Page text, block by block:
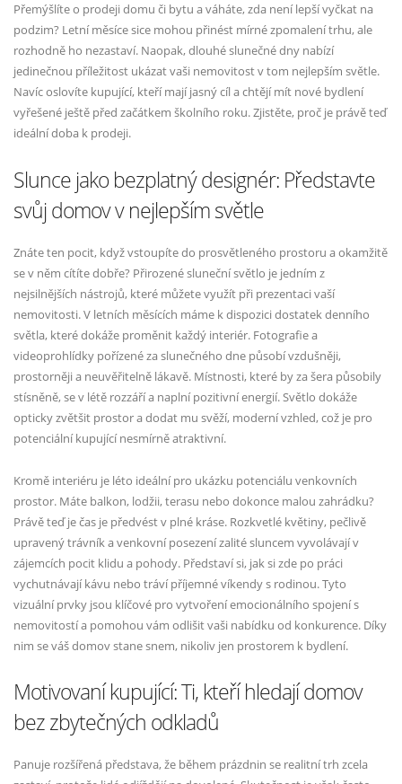
Přemýšlíte o prodeji domu či bytu a váháte, zda není lepší vyčkat na
podzim? Letní měsíce sice mohou přinést mírné zpomalení trhu, ale
rozhodně ho nezastaví. Naopak, dlouhé slunečné dny nabízí
jedinečnou příležitost ukázat vaši nemovitost v tom nejlepším světle.
Navíc oslovíte kupující, kteří mají jasný cíl a chtějí mít nové bydlení
vyřešené ještě před začátkem školního roku. Zjistěte, proč je právě teď
ideální doba k prodeji.
Slunce jako bezplatný designér: Představte
svůj domov v nejlepším světle
Znáte ten pocit, když vstoupíte do prosvětleného prostoru a okamžitě
se v něm cítíte dobře? Přirozené sluneční světlo je jedním z
nejsilnějších nástrojů, které můžete využít při prezentaci vaší
nemovitosti. V letních měsících máme k dispozici dostatek denního
světla, které dokáže proměnit každý interiér. Fotografie a
videoprohlídky pořízené za slunečného dne působí vzdušněji,
prostorněji a neuvěřitelně lákavě. Místnosti, které by za šera působily
stísněně, se v létě rozzáří a naplní pozitivní energií. Světlo dokáže
opticky zvětšit prostor a dodat mu svěží, moderní vzhled, což je pro
potenciální kupující nesmírně atraktivní.
Kromě interiéru je léto ideální pro ukázku potenciálu venkovních
prostor. Máte balkon, lodžii, terasu nebo dokonce malou zahrádku?
Právě teď je čas je předvést v plné kráse. Rozkvetlé květiny, pečlivě
upravený trávník a venkovní posezení zalité sluncem vyvolávají v
zájemcích pocit klidu a pohody. Představí si, jak si zde po práci
vychutnávají kávu nebo tráví příjemné víkendy s rodinou. Tyto
vizuální prvky jsou klíčové pro vytvoření emocionálního spojení s
nemovitostí a pomohou vám odlišit vaši nabídku od konkurence. Díky
nim se váš domov stane snem, nikoliv jen prostorem k bydlení.
Motivovaní kupující: Ti, kteří hledají domov
bez zbytečných odkladů
Panuje rozšířená představa, že během prázdnin se realitní trh zcela